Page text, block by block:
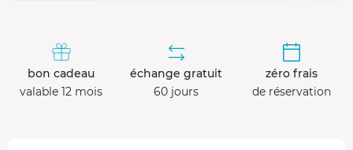
bon cadeau
valable 12 mois
échange gratuit
60 jours
zéro frais
de réservation